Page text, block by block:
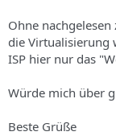
Ohne
die Virtualisierung
ISP hier nur das
Würde mich über
Beste Grüße